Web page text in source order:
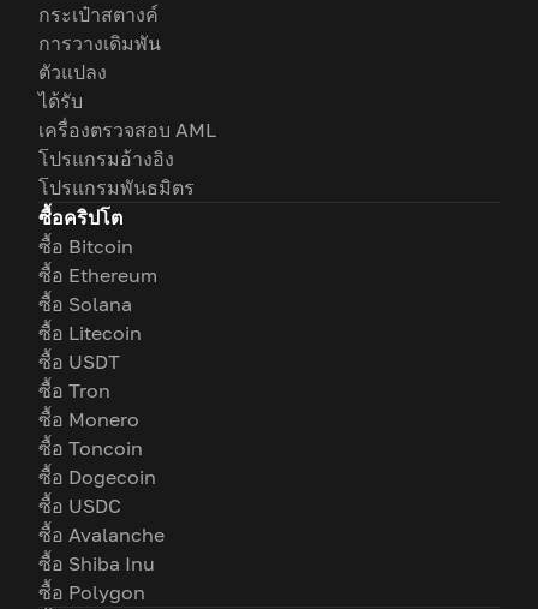
กระเป๋าสตางค์
การวางเดิมพัน
ตัวแปลง
ได้รับ
เครื่องตรวจสอบ AML
โปรแกรมอ้างอิง
โปรแกรมพันธมิตร
ซื้อคริปโต
ซื้อ Bitcoin
ซื้อ Ethereum
ซื้อ Solana
ซื้อ Litecoin
ซื้อ USDT
ซื้อ Tron
ซื้อ Monero
ซื้อ Toncoin
ซื้อ Dogecoin
ซื้อ USDC
ซื้อ Avalanche
ซื้อ Shiba Inu
ซื้อ Polygon